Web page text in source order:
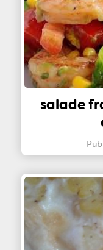
salade